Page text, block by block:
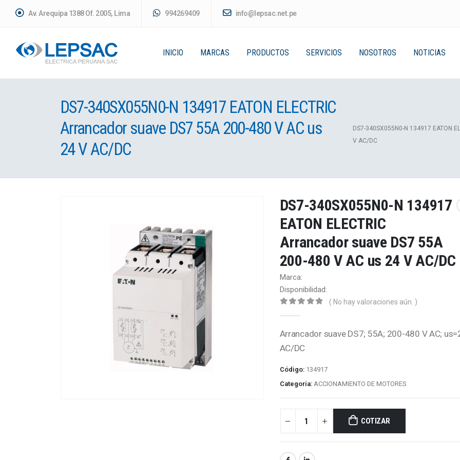
Av. Arequipa 1388 Of. 2005, Lima 994269409 info@lepsac.net.pe
INICIO MARCAS PRODUCTOS SERVICIOS NOSOTROS NOTICIAS
DS7-340SX055N0-N 134917 EATON ELECTRIC
Arrancador suave DS7 55A 200-480 V AC us
24 V AC/DC
DS7-340SX055N0-N 134917 EATON
V AC/DC
DS7-340SX055N0-N 134917
EATON ELECTRIC
Arrancador suave DS7 55A
200-480 V AC us 24 V AC/DC
Marca:
Disponibilidad:
( No hay valoraciones aún. )
Arrancador suave DS7; 55A; 200-480 V AC;
AC/DC
Código: 134917
Categoría: ACCIONAMIENTO DE MOTORES
COTIZAR